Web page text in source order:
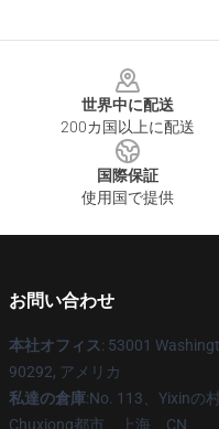
世界中に配送
200カ国以上に配送
国際保証
使用国で提供
お問い合わせ
本社オフィス: 53001
90292, アメリカ
私達の倉庫:No. 113、Yixinの
Chuxiong都市、上海、CN